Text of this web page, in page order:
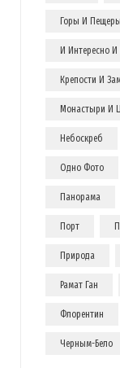
Горы И Пещеры
И Интересно
Крепости И
Монастыри И
Небоскреб
Одно Фото
Панорама
Порт
Природа
Рамат Ган
Флорентин
Черным-Бело